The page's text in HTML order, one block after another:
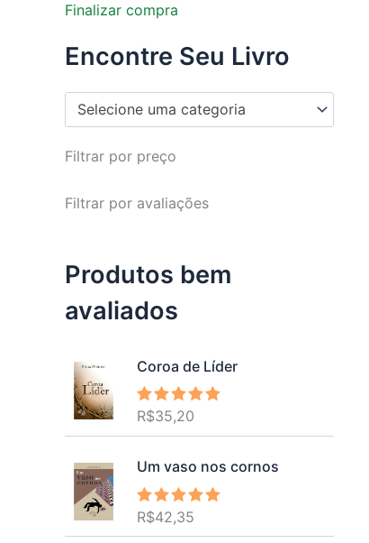
Finalizar compra
Encontre Seu Livro
Selecione uma categoria
Filtrar por preço
Filtrar por avaliações
Produtos bem
avaliados
Coroa de Líder
Avaliação
R$35,20
Um vaso nos cornos
Avaliação
de 5
R$42,35